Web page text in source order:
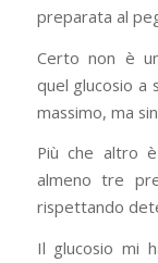
preparata al
Certo non è
quel glucosio a
massimo, ma
Più che altro
almeno tre
rispettando
Il glucosio mi